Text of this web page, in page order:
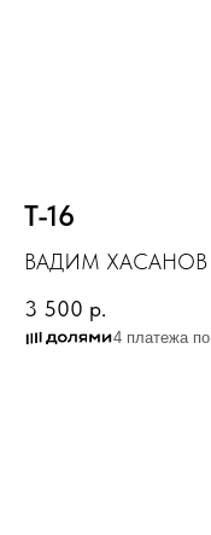
Т-16
ВАДИМ ХАСАНОВ
3 500 р.
4 платежа по